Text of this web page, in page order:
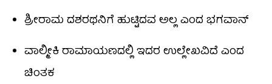
ಶ್ರೀರಾಮ ದಶರಥನಿಗೆ ಹುಟ್ಟಿದವ ಅಲ್ಲ ಎಂದ ಭಗವಾನ್​​
ವಾಲ್ಮೀಕಿ ರಾಮಾಯಣದಲ್ಲಿ ಇದರ ಉಲ್ಲೇಖವಿದೆ ಎಂದ
ಚಿಂತಕ